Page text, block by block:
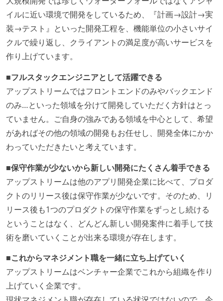
イルに近い環境で開発をしているため、『計画→設計→実
装→テスト』といった開発工程を、機能単位の小さいサイ
クルで繰り返し、クライアントの満足度が高いサービスを
作り上げています。
■フルスタックエンジニアとして活躍できる
アップストリームではフロントエンドのみやバックエンド
のみ…といった領域を分けて開発していただく方針はとっ
ていません。ご自身の強みである領域を中心として、希望
があればその他の領域の開発もお任せし、開発全体にかか
わっていただきたいと考えています。
■保守作業が少ないから新しい開発にたくさん着手できる
アップストリームは他のアプリ開発企業に比べて、プロダ
クトのリリース後は保守作業が少ないです。そのため、リ
リース後も1つのプロダクトの保守作業をずっとし続ける
ということはなく、どんどん新しい開発案件に着手して技
術を磨いていくことが出来る環境が存在します。
■これからマネジメント職を一緒に立ち上げていく
アップストリームはベンチャー企業でこれから組織を作り
上げていく企業です。